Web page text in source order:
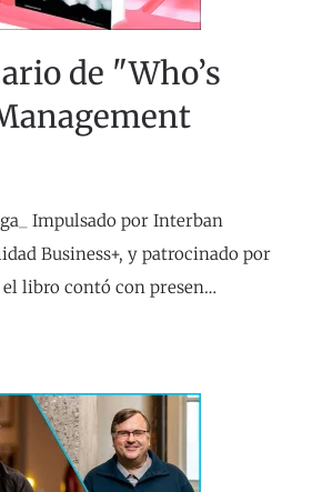
de "Who’s
Impulsado por Interban
Business+, y patrocinado por
libro contó con presen…